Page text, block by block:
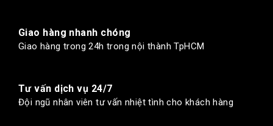
Giao hàng nhanh chóng
Giao hàng trong 24h trong nội thành TpHCM
Tư vấn dịch vụ 24/7
Đội ngũ nhân viên tư vấn nhiệt tình cho khách hàng